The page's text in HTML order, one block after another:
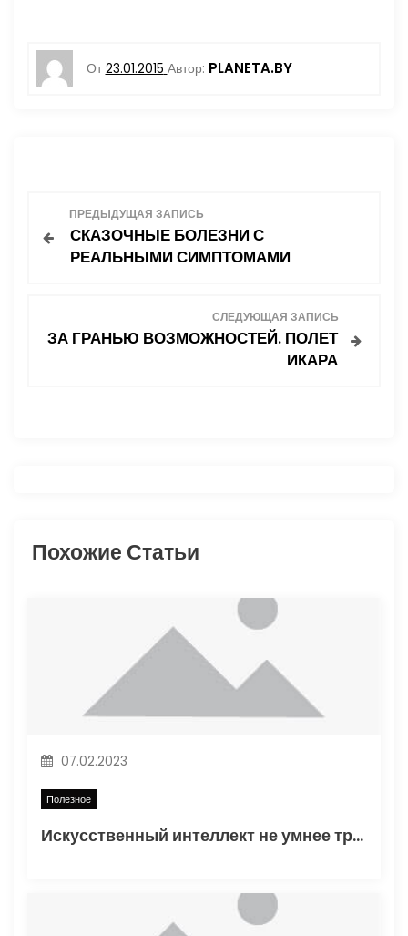
От 23.01.2015 Автор: PLANETA.BY
я
и
ПРЕДЫДУЩАЯ ЗАПИСЬ
СКАЗОЧНЫЕ БОЛЕЗНИ С
РЕАЛЬНЫМИ СИМПТОМАМИ
СЛЕДУЮЩАЯ ЗАПИСЬ
ЗА ГРАНЬЮ ВОЗМОЖНОСТЕЙ. ПОЛЕТ
ИКАРА
Похожие Статьи
07.02.2023
Полезное
Искусственный интеллект не умнее трехлетнего ребенка